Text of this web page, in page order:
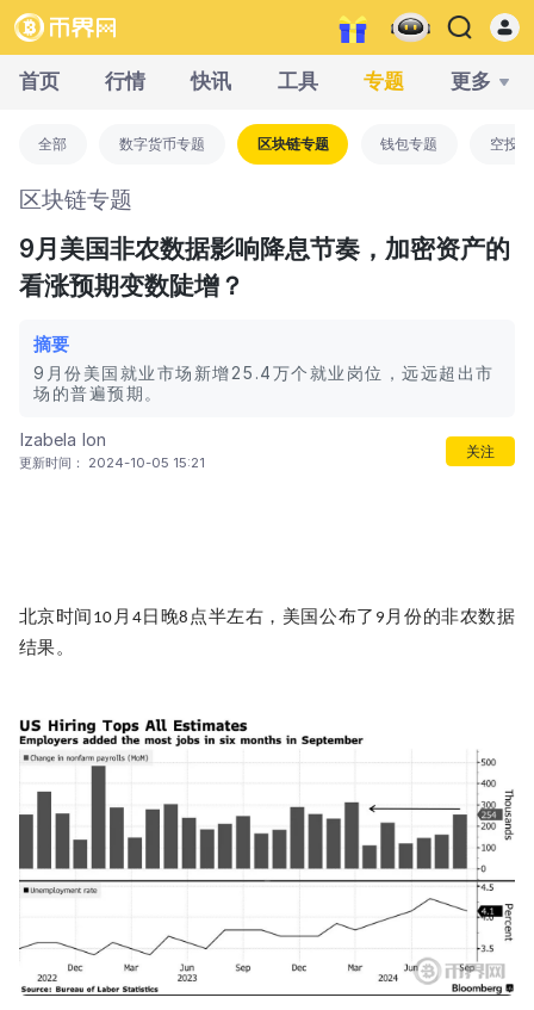
首页 行情 快讯 工具 专题 更多
全部 数字货币专题 区块链专题 钱包专题 空投
区块链专题
9月美国非农数据影响降息节奏，加密资产的
看涨预期变数陡增？
摘要
9月份美国就业市场新增25.4万个就业岗位，远远超出市
场的普遍预期。
Izabela Ion
更新时间： 2024-10-05 15:21
关注
北京时间 10 月 4 日晚8 点半左右，美国公布了 9 月份的非农数据
结果。